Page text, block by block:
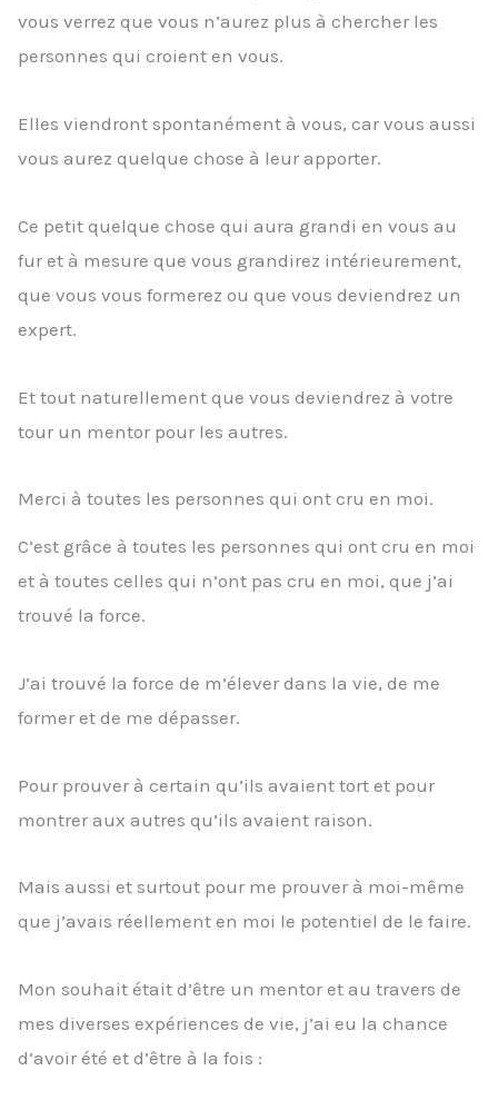
vous verrez que vous n’aurez plus à chercher les
personnes qui croient en vous.
Elles viendront spontanément à vous, car vous aussi
vous aurez quelque chose à leur apporter.
Ce petit quelque chose qui aura grandi en vous au
fur et à mesure que vous grandirez intérieurement,
que vous vous formerez ou que vous deviendrez un
expert.
Et tout naturellement que vous deviendrez à votre
tour un mentor pour les autres.
Merci à toutes les personnes qui ont cru en moi.
C’est grâce à toutes les personnes qui ont cru en moi
et à toutes celles qui n’ont pas cru en moi, que j’ai
trouvé la force.
J’ai trouvé la force de m’élever dans la vie, de me
former et de me dépasser.
Pour prouver à certain qu’ils avaient tort et pour
montrer aux autres qu’ils avaient raison.
Mais aussi et surtout pour me prouver à moi-même
que j’avais réellement en moi le potentiel de le faire.
Mon souhait était d’être un mentor et au travers de
mes diverses expériences de vie, j’ai eu la chance
d’avoir été et d’être à la fois :